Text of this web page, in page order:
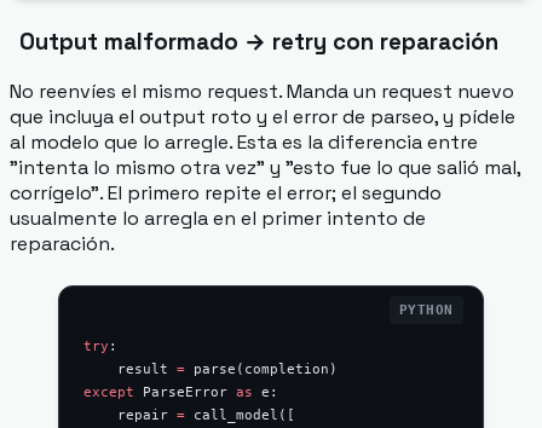
Output malformado → retry con reparación
No reenvíes el mismo request. Manda un request nuevo
que incluya el output roto y el error de parseo, y pídele
al modelo que lo arregle. Esta es la diferencia entre
"intenta lo mismo otra vez" y "esto fue lo que salió mal,
corrígelo". El primero repite el error; el segundo
usualmente lo arregla en el primer intento de
reparación.
try :
    result
= parse(completion)
except ParseError as e:
    repair
= call_model([